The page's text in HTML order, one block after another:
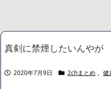
の葬儀代が話題「都会は高いな
【衝撃】ハンターハンター最
がガチでぶっ壊れすぎてネット騒
真剣に禁煙したいんやが
2020年7月9日 2chまとめ , 健